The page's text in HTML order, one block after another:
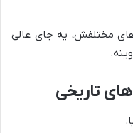
مختلفش، یه جای عالی
تاریخی